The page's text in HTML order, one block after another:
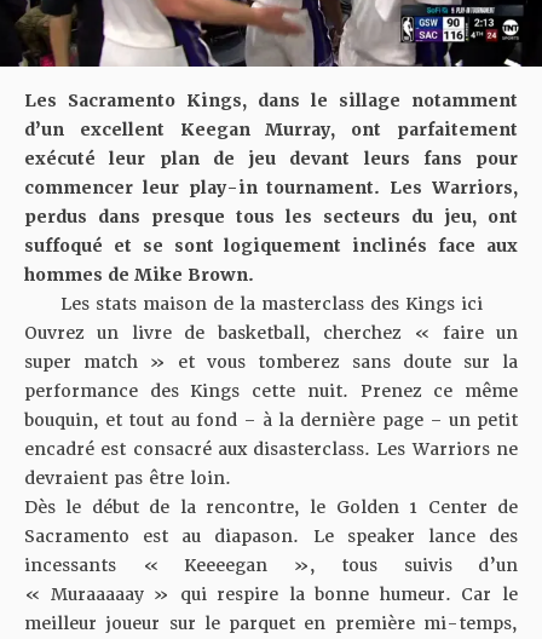
Les Sacramento Kings, dans le sillage notamment
d’un excellent Keegan Murray, ont parfaitement
exécuté leur plan de jeu devant leurs fans pour
commencer leur play-in tournament. Les Warriors,
perdus dans presque tous les secteurs du jeu, ont
suffoqué et se sont logiquement inclinés face aux
hommes de Mike Brown.
Les stats maison de la masterclass des Kings ici
Ouvrez un livre de basketball, cherchez « faire un
super match » et vous tomberez sans doute sur la
performance des Kings cette nuit. Prenez ce même
bouquin, et tout au fond – à la dernière page – un petit
encadré est consacré aux disasterclass. Les Warriors ne
devraient pas être loin.
Dès le début de la rencontre, le Golden 1 Center de
Sacramento est au diapason. Le speaker lance des
incessants « Keeeegan », tous suivis d’un
« Muraaaaay » qui respire la bonne humeur. Car le
meilleur joueur sur le parquet en première mi-temps,